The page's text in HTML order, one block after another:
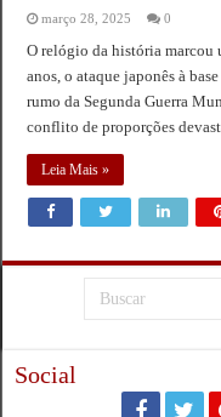
março 28, 2025 0
O relógio da história marcou
anos, o ataque japonês à
rumo da Segunda Guerra
conflito de proporções
Leia Mais »
Social